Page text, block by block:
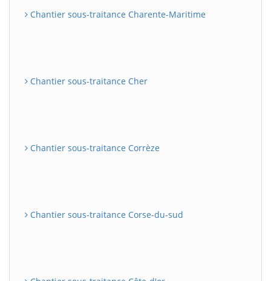
Chantier sous-traitance Charente-Maritime
Chantier sous-traitance Cher
Chantier sous-traitance Corrèze
Chantier sous-traitance Corse-du-sud